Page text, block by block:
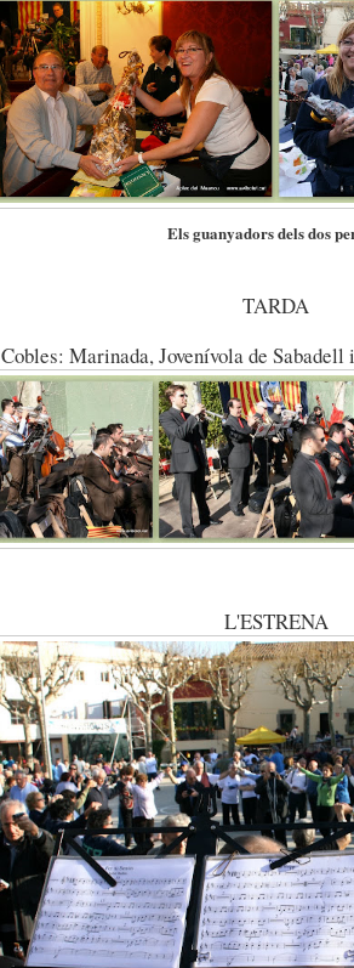
Els guanyadors dels dos
TARDA
Cobles: Marinada, Jovenívola de
L'ESTRENA